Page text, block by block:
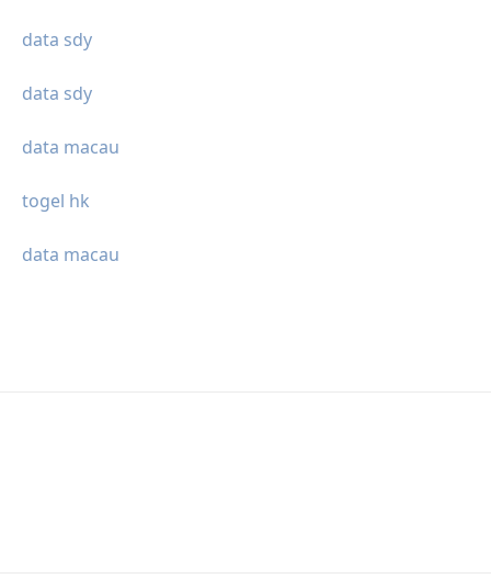
data sdy
data sdy
data macau
togel hk
data macau